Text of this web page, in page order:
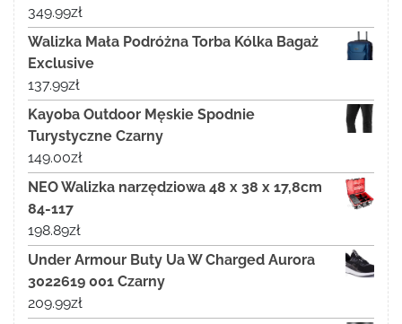
349.99zł
Walizka Mała Podróżna Torba Kólka Bagaż
Exclusive
137.99zł
Kayoba Outdoor Męskie Spodnie
Turystyczne Czarny
149.00zł
NEO Walizka narzędziowa 48 x 38 x 17,8cm
84-117
198.89zł
Under Armour Buty Ua W Charged Aurora
3022619 001 Czarny
209.99zł